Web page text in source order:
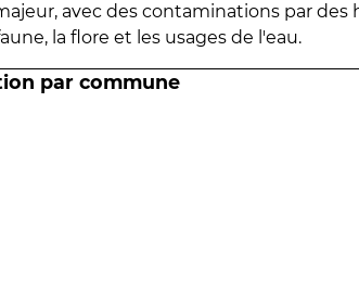
avec des contaminations par des
la flore et les usages de l'eau.
par commune